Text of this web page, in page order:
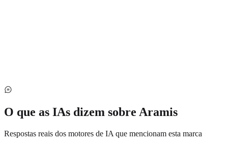
O que as IAs dizem sobre Aramis
Respostas reais dos motores de IA que mencionam esta marca